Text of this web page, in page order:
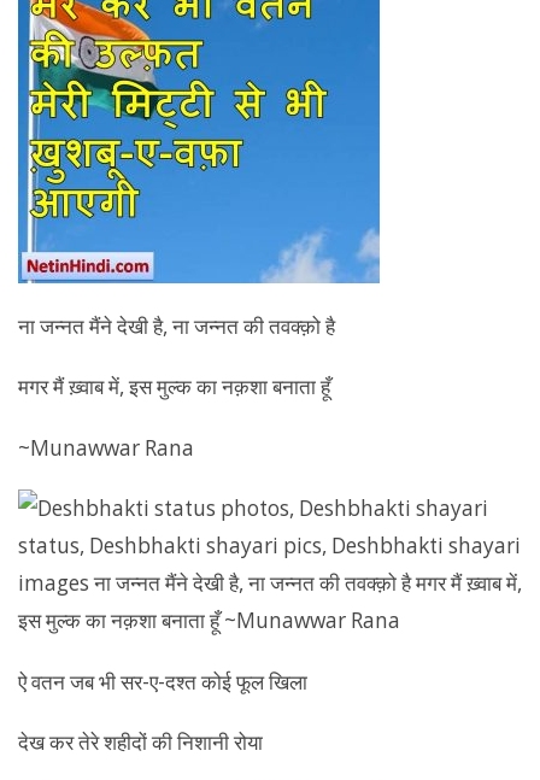
ना जन्नत मैंने देखी है, ना जन्नत की तवक्क़ो है
मगर मैं ख़्वाब में, इस मुल्क का नक़शा बनाता हूँ
~Munawwar Rana
ऐ वतन जब भी सर-ए-दश्त कोई फूल खिला
देख कर तेरे शहीदों की निशानी रोया